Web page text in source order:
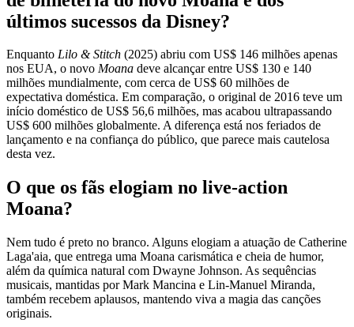
últimos sucessos da Disney?
Enquanto Lilo & Stitch (2025) abriu com US$ 146 milhões apenas
nos EUA, o novo Moana deve alcançar entre US$ 130 e 140
milhões mundialmente, com cerca de US$ 60 milhões de
expectativa doméstica. Em comparação, o original de 2016 teve um
início doméstico de US$ 56,6 milhões, mas acabou ultrapassando
US$ 600 milhões globalmente. A diferença está nos feriados de
lançamento e na confiança do público, que parece mais cautelosa
desta vez.
O que os fãs elogiam no live-action
Moana?
Nem tudo é preto no branco. Alguns elogiam a atuação de Catherine
Laga'aia, que entrega uma Moana carismática e cheia de humor,
além da química natural com Dwayne Johnson. As sequências
musicais, mantidas por Mark Mancina e Lin‑Manuel Miranda,
também recebem aplausos, mantendo viva a magia das canções
originais.